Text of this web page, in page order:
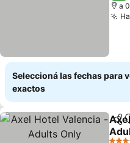
a
Seleccioná las fechas para
exactos